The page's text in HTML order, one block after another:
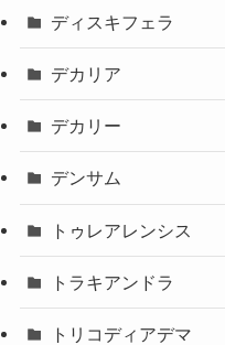
ディスキフェラ
デカリア
デカリー
デンサム
トゥレアレンシス
トラキアンドラ
トリコディアデマ